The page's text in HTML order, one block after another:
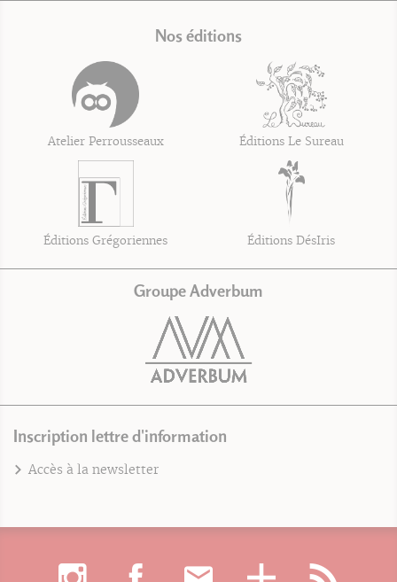
Nos éditions
Atelier Perrousseaux Éditions Le Sureau
Éditions Grégoriennes Éditions DésIris
Groupe Adverbum
Inscription lettre d'information
Accès à la newsletter